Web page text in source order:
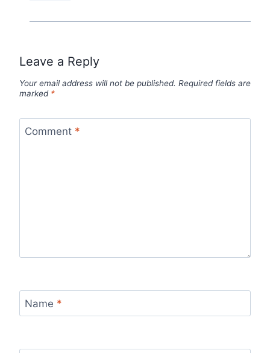
Leave a Reply
Your email address will not be published. Required fields are
marked *
Comment *
Name *